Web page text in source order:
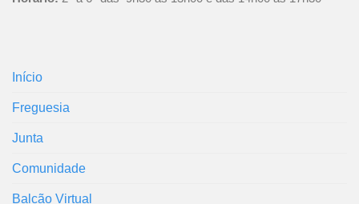
Início
Freguesia
Junta
Comunidade
Balcão Virtual